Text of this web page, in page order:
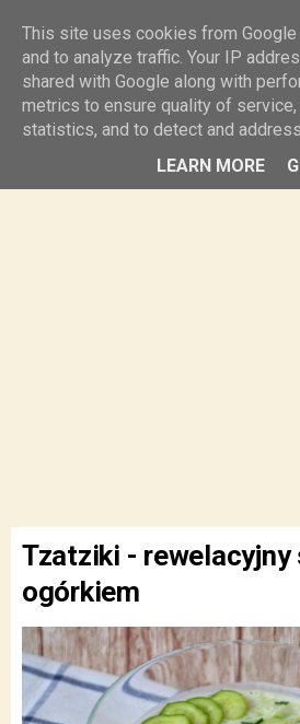
MENU
Tzatziki - rewelacyjny
ogórkiem
This site uses cookies from
and to analyze traffic. Your IP
shared with Google along with
metrics to ensure quality of
statistics, and to detect and
LEARN MORE